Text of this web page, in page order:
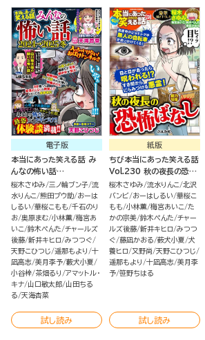
電子版
本当にあった笑える話 み
んなの怖い話
2024→2025冬
桜木さゆみ 三ノ輪ブン子 流
水りんこ 熊田プウ助 おーは
しるい 華桜こもも 千石のり
お 奥原まむ 小林薫 梅宮あ
いこ 鈴木ぺんた チャールズ
後藤 新井キヒロ みつつぐ
天野こひつじ 遥那もより
十
凪高志 美月李予 藪犬小夏
小谷梓 茶畑るり
アマットル・
キナ 山口敏太郎 山田ちる
る 天海杏菜
試し読み
紙版
ちび本当にあった笑える話
Vol.230 秋の夜長の恐怖
ばなし
桜木さゆみ 流水りんこ 北沢
バンビ おーはしるい 華桜こ
もも 小林薫 梅宮あいこ た
かの宗美 鈴木ぺんた チャー
ルズ後藤 新井キヒロ みつつ
ぐ 藤凪かおる 薮犬小夏 犬
養ヒロ 又野尚 天野こひつじ
遥那もより
十凪高志 美月李
予 笹野ちはる
試し読み